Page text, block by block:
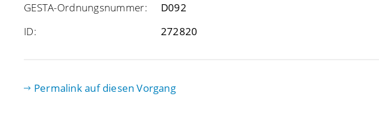
GESTA-Ordnungsnummer:
D092
ID:
272820
Permalink auf diesen Vorgang